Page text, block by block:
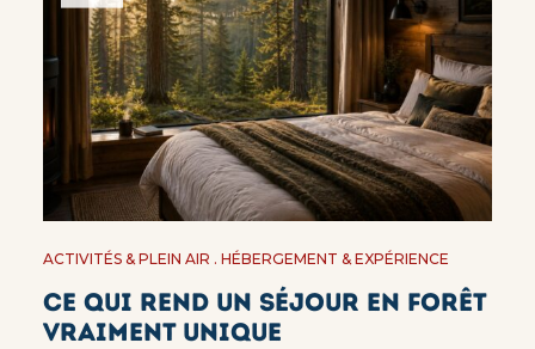
ACTIVITÉS & PLEIN AIR HÉBERGEMENT & EXPÉRIENCE
Ce qui rend un séjour en forêt
vraiment unique